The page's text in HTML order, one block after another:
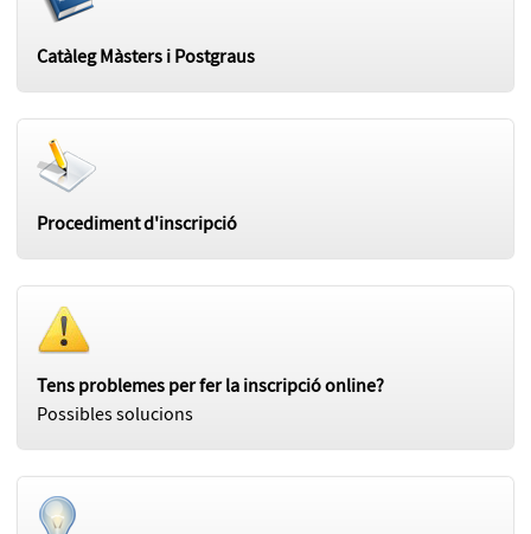
Catàleg Màsters i Postgraus
Procediment d'inscripció
Tens problemes per fer la inscripció online?
Possibles solucions